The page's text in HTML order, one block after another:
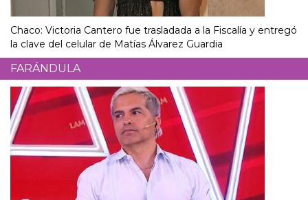
Chaco: Victoria Cantero fue trasladada a la Fiscalía y entregó
la clave del celular de Matías Álvarez Guardia
FARÁNDULA